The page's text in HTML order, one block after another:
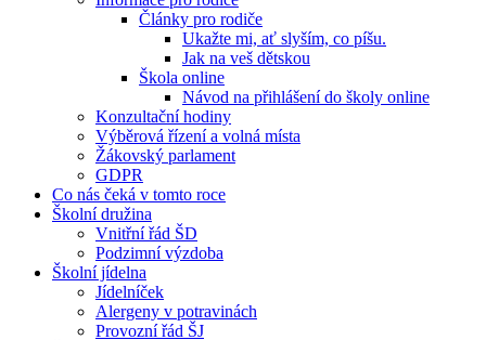
Články pro rodiče
Ukažte mi, ať slyším, co píšu.
Jak na veš dětskou
Škola online
Návod na přihlášení do školy online
Konzultační hodiny
Výběrová řízení a volná místa
Žákovský parlament
GDPR
Co nás čeká v tomto roce
Školní družina
Vnitřní řád ŠD
Podzimní výzdoba
Školní jídelna
Jídelníček
Alergeny v potravinách
Provozní řád ŠJ